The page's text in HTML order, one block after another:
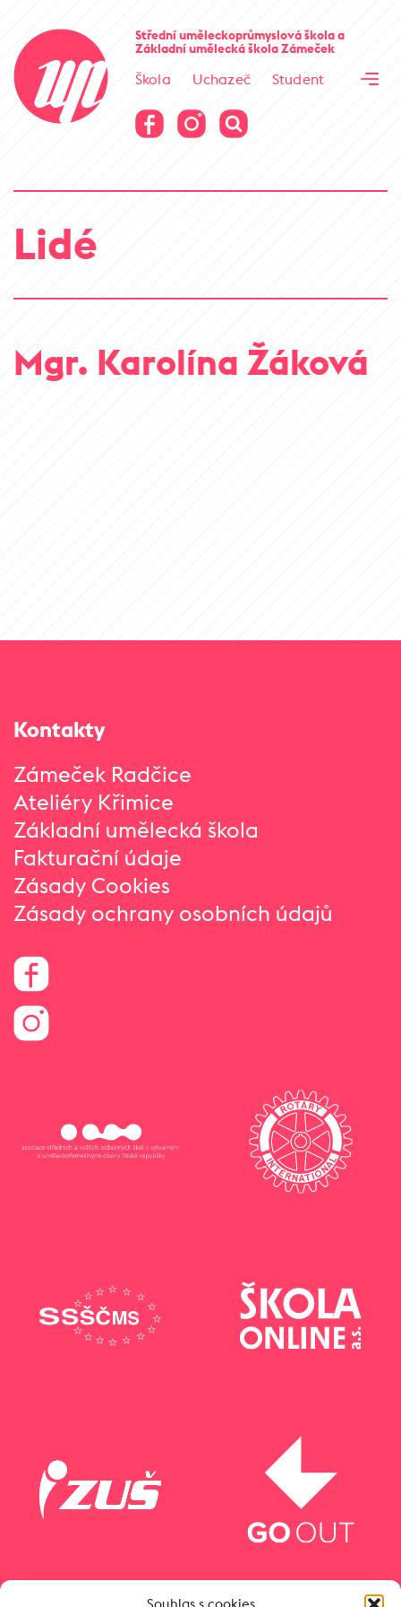
Střední uměleckoprůmyslová školaa
Základní umělecká školaZámeček
Škola Uchazeč
Student
Virtuální prohlídka
Virtuální prohlídka
Lidé
Mgr. Karolína Žáková
Kontakty
Zámeček Radčice
Ateliéry Křimice
Základní umělecká škola
Fakturační údaje
Zásady Cookies
Zásady ochrany osobních údajů